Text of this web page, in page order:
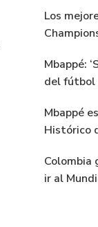
Los
Mbappé:
del fútbol
Mbappé
Histórico
Colombia
ir al